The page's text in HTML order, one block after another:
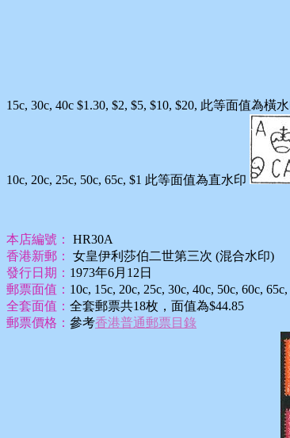
15c, 30c, 40c $1.30, $2, $5, $10, $20, 此等面值為橫
10c, 20c, 25c, 50c, 65c, $1 此等面值為直水印
本店編號：
HR30A
香港新郵：
女皇伊利莎伯二世第三次 (混合水印)
發行日期： 1973年6月12日
郵票面值： 10c, 15c, 20c, 25c, 30c, 40c, 50c, 60c,
全套面值： 全套郵票共18枚，面值為$44.85
郵票價格： 參考香港普通郵票目錄